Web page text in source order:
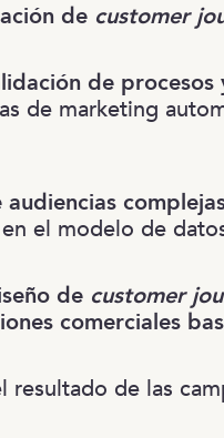
de customer
de procesos
de marketing
el modelo de
de customer
comerciales
resultado de las